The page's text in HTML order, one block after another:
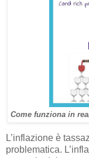
Come funziona in
L’inflazione è
problematica.